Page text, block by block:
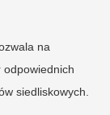
na
siedliskowych.